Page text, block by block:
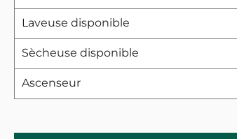
Laveuse disponible
Sècheuse disponible
Ascenseur